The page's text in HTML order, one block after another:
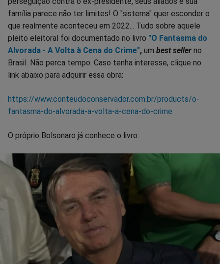
família parece não ter limites! O "sistema" quer esconder o
que realmente aconteceu em 2022... Tudo sobre aquele
pleito eleitoral foi documentado no livro "O Fantasma do
Alvorada - A Volta à Cena do Crime", um best seller no
Brasil. Não perca tempo. Caso tenha interesse, clique no
link abaixo para adquirir essa obra:
https://www.conteudoconservador.com.br/products/o-
fantasma-do-alvorada-a-volta-a-cena-do-crime
O próprio Bolsonaro já conhece o livro: